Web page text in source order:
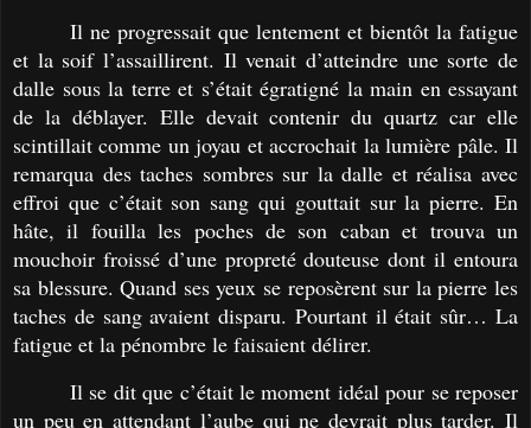
Il ne progressait que lentement et bientôt la fatigue
et la soif l’assaillirent. Il venait d’atteindre une sorte de
dalle sous la terre et s’était égratigné la main en essayant
de la déblayer. Elle devait contenir du quartz car elle
scintillait comme un joyau et accrochait la lumière pâle. Il
remarqua des taches sombres sur la dalle et réalisa avec
effroi que c’était son sang qui gouttait sur la pierre. En
hâte, il fouilla les poches de son caban et trouva un
mouchoir froissé d’une propreté douteuse dont il entoura
sa blessure. Quand ses yeux se reposèrent sur la pierre les
taches de sang avaient disparu. Pourtant il était sûr… La
fatigue et la pénombre le faisaient délirer.
Il se dit que c’était le moment idéal pour se reposer
un peu en attendant l’aube qui ne devrait plus tarder. Il